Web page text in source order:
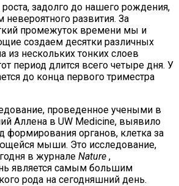
задолго до нашего рождения,
развития. За
промежуток времени мы и
создаем десятки различных
из нескольких тонких слоев
период длится всего четыре дня. У
до конца первого триместра
проведенное учеными в
Аллена в UW Medicine, выявило
формирования органов, клетка за
мыши. Это исследование,
в журнале Nature ,
является самым большим
рода на сегодняшний день.